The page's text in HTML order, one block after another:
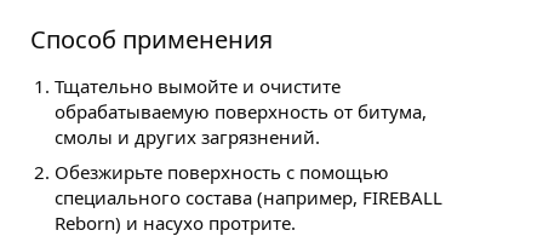
Способ применения
Тщательно вымойте и очистите
обрабатываемую поверхность от битума,
смолы и других загрязнений.
Обезжирьте поверхность с помощью
специального состава (например, FIREBALL
Reborn) и насухо протрите.